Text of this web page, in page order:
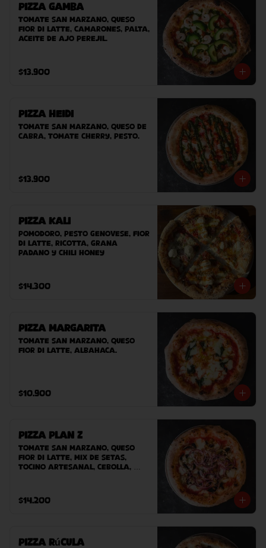
Pizza Gamba
Tomate San Marzano, queso
Fior Di Latte, camarones, palta,
aceite de ajo perejil.
$13.900
Pizza Heidi
Tomate San Marzano, queso de
cabra, tomate cherry, pesto.
$13.900
Pizza Kali
Pomodoro, pesto genovese, fior
di latte, ricotta, grana
padano y chili honey
$14.300
Pizza Margarita
Tomate San Marzano, queso
Fior Di Latte, albahaca.
$10.900
Pizza Plan Z
Tomate San Marzano, queso
Fior Di Latte, mix de setas,
tocino artesanal, cebolla,
$14.200
Pizza Rúcula